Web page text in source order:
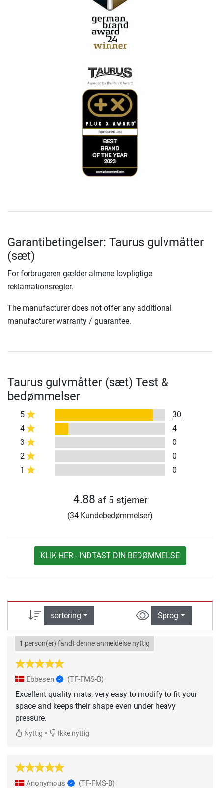
Garantibetingelser: Taurus gulvmåtter
(sæt)
For forbrugeren gælder almene lovpligtige
reklamationsregler.
The manufacturer does not offer any additional
manufacturer warranty / guarantee.
Taurus gulvmåtter (sæt) Test &
bedømmelser
5
30
4
4
3
0
2
0
1
0
4.88 af 5 stjerner
(34 Kundebedømmelser)
KLIK HER - INDTAST DIN BEDØMMELSE
sortering Sprog
1 person(er) fandt denne anmeldelse nyttig
Ebbesen (TF-FMS-B)
Excellent quality mats, very easy to modify to fit your
space and keeps their shape even under heavy
pressure.
Nyttig • Ikke nyttig
Anonymous (TF-FMS-B)